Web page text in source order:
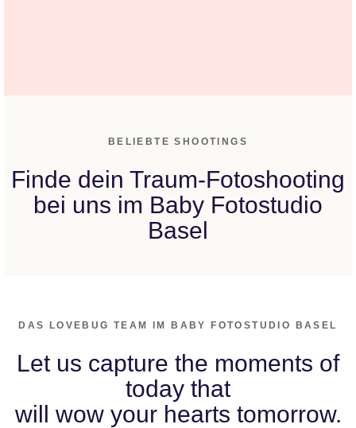
BELIEBTE SHOOTINGS
Finde dein Traum-Fotoshooting
bei uns im Baby Fotostudio
Basel
DAS LOVEBUG TEAM IM BABY FOTOSTUDIO BASEL
Let us capture the moments of
today that
will wow your hearts tomorrow.